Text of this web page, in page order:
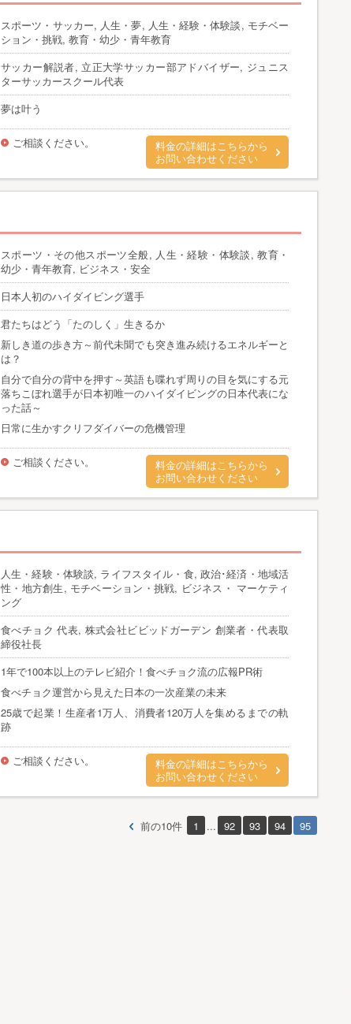
スポーツ・サッカー, 人生・夢, 人生・経験・体験談, モチベー
ション・挑戦, 教育・幼少・青年教育
サッカー解説者, 立正大学サッカー部アドバイザー, ジュニス
ターサッカースクール代表
夢は叶う
ご相談ください。
料金の詳細はこちらから
お問い合わせください
スポーツ・その他スポーツ全般, 人生・経験・体験談, 教育・
幼少・青年教育, ビジネス・安全
日本人初のハイダイビング選手
君たちはどう「たのしく」生きるか
新しき道の歩き方～前代未聞でも突き進み続けるエネルギーと
は？
自分で自分の背中を押す～英語も喋れず周りの目を気にする元
落ちこぼれ選手が日本初唯一のハイダイビングの日本代表にな
った話～
日常に生かすクリフダイバーの危機管理
ご相談ください。
料金の詳細はこちらから
お問い合わせください
人生・経験・体験談, ライフスタイル・食, 政治･経済・地域活
性・地方創生, モチベーション・挑戦, ビジネス・ マーケティ
ング
食べチョク 代表, 株式会社ビビッドガーデン 創業者・代表取
締役社長
1年で100本以上のテレビ紹介！食べチョク流の広報PR術
食べチョク運営から見えた日本の一次産業の未来
25歳で起業！生産者1万人、消費者120万人を集めるまでの軌
跡
ご相談ください。
料金の詳細はこちらから
お問い合わせください
前の10件 1 ... 92 93 94 95